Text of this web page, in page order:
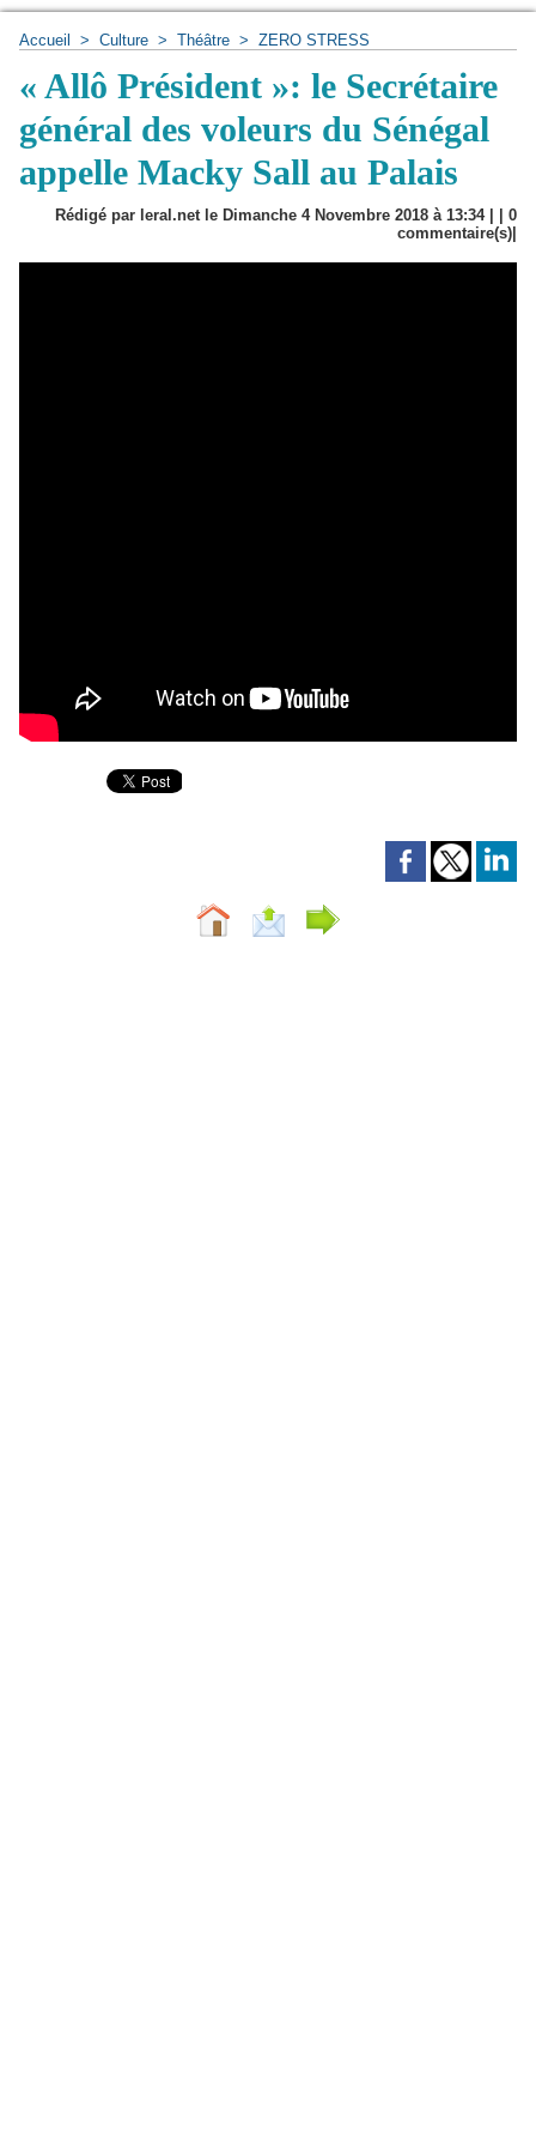
Accueil > Culture > Théâtre > ZERO STRESS
« Allô Président »: le Secrétaire
général des voleurs du Sénégal
appelle Macky Sall au Palais
Rédigé par leral.net le Dimanche 4 Novembre 2018 à 13:34 | | 0
commentaire(s)|